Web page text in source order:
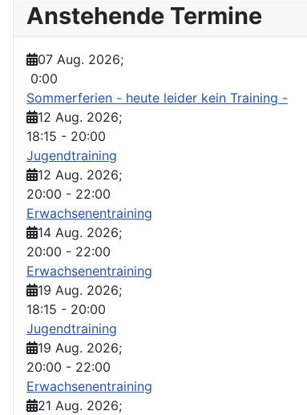
Anstehende Termine
07 Aug. 2026;
0:00
Sommerferien - heute leider kein Training -
12 Aug. 2026;
18:15 - 20:00
Jugendtraining
12 Aug. 2026;
20:00 - 22:00
Erwachsenentraining
14 Aug. 2026;
20:00 - 22:00
Erwachsenentraining
19 Aug. 2026;
18:15 - 20:00
Jugendtraining
19 Aug. 2026;
20:00 - 22:00
Erwachsenentraining
21 Aug. 2026;